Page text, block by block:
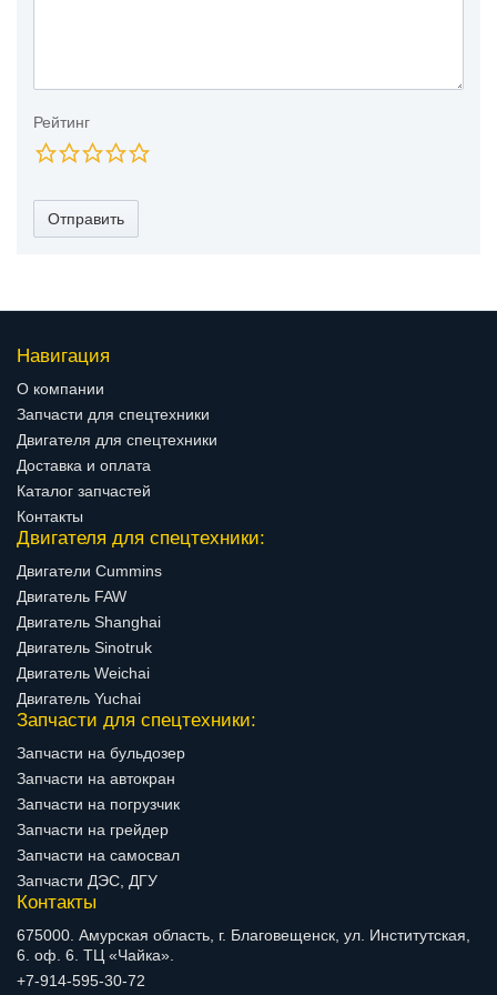
Рейтинг
Отправить
Навигация
О компании
Запчасти для спецтехники
Двигателя для спецтехники
Доставка и оплата
Каталог запчастей
Контакты
Двигателя для спецтехники:
Двигатели Cummins
Двигатель FAW
Двигатель Shanghai
Двигатель Sinotruk
Двигатель Weichai
Двигатель Yuchai
Запчасти для спецтехники:
Запчасти на бульдозер
Запчасти на автокран
Запчасти на погрузчик
Запчасти на грейдер
Запчасти на самосвал
Запчасти ДЭС, ДГУ
Контакты
675000. Амурская область, г. Благовещенск, ул. Институтская,
6. оф. 6. ТЦ «Чайка».
+7-914-595-30-72